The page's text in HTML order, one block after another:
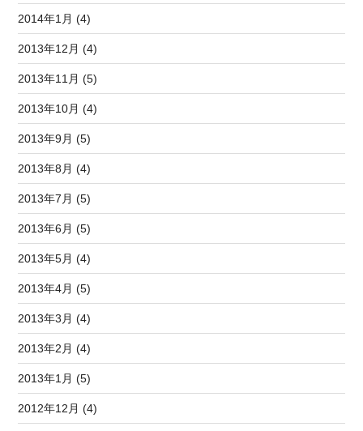
2014年1月 (4)
2013年12月 (4)
2013年11月 (5)
2013年10月 (4)
2013年9月 (5)
2013年8月 (4)
2013年7月 (5)
2013年6月 (5)
2013年5月 (4)
2013年4月 (5)
2013年3月 (4)
2013年2月 (4)
2013年1月 (5)
2012年12月 (4)